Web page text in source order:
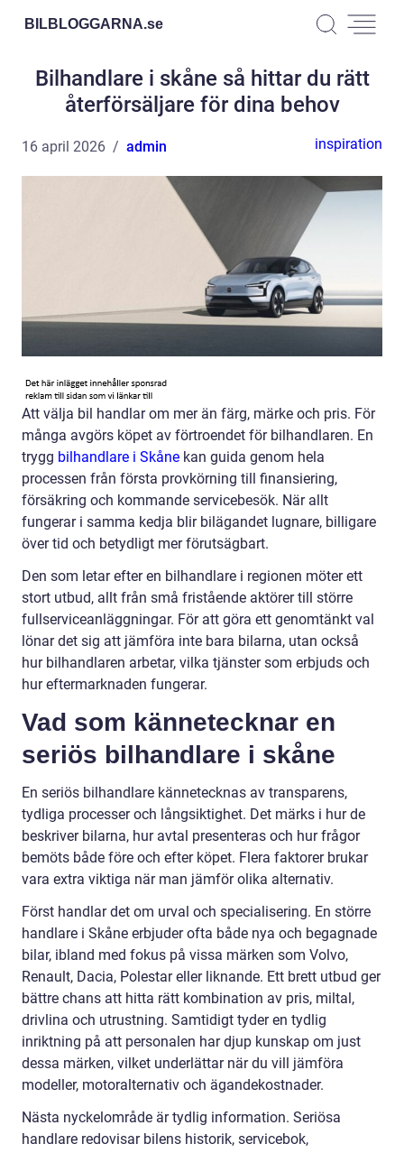
BILBLOGGARNA.se
Bilhandlare i skåne så hittar du rätt
återförsäljare för dina behov
16 april 2026 admin inspiration
Att välja bil handlar om mer än färg, märke och pris. För
många avgörs köpet av förtroendet för bilhandlaren. En
trygg bilhandlare i Skåne kan guida genom hela
processen från första provkörning till finansiering,
försäkring och kommande servicebesök. När allt
fungerar i samma kedja blir bilägandet lugnare, billigare
över tid och betydligt mer förutsägbart.
Den som letar efter en bilhandlare i regionen möter ett
stort utbud, allt från små fristående aktörer till större
fullserviceanläggningar. För att göra ett genomtänkt val
lönar det sig att jämföra inte bara bilarna, utan också
hur bilhandlaren arbetar, vilka tjänster som erbjuds och
hur eftermarknaden fungerar.
Vad som kännetecknar en
seriös bilhandlare i skåne
En seriös bilhandlare kännetecknas av transparens,
tydliga processer och långsiktighet. Det märks i hur de
beskriver bilarna, hur avtal presenteras och hur frågor
bemöts både före och efter köpet. Flera faktorer brukar
vara extra viktiga när man jämför olika alternativ.
Först handlar det om urval och specialisering. En större
handlare i Skåne erbjuder ofta både nya och begagnade
bilar, ibland med fokus på vissa märken som Volvo,
Renault, Dacia, Polestar eller liknande. Ett brett utbud ger
bättre chans att hitta rätt kombination av pris, miltal,
drivlina och utrustning. Samtidigt tyder en tydlig
inriktning på att personalen har djup kunskap om just
dessa märken, vilket underlättar när du vill jämföra
modeller, motoralternativ och ägandekostnader.
Nästa nyckelområde är tydlig information. Seriösa
handlare redovisar bilens historik, servicebok,